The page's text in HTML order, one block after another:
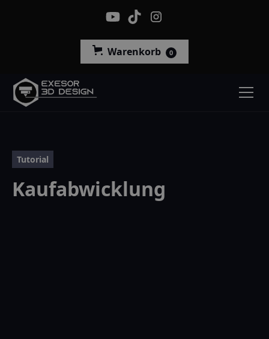
Warenkorb 0
Tutorial
Kaufabwicklung